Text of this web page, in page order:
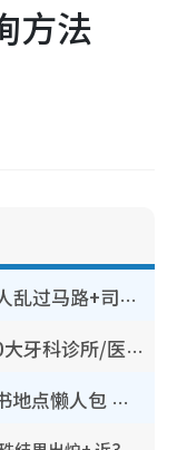
方法
警方即日起全港大执法！抓行人乱过马路+司机不专注驾驶！乱过马路罚$2000
洗牙平靓正推荐2026：全港10大牙科诊所/医院懒人包，夜诊至8点/镇静洁牙/医疗券适用
捐书2026︱全港13大捐书/卖书地点懒人包 二手课本最高$150＋旧书换免费咖啡/戏票